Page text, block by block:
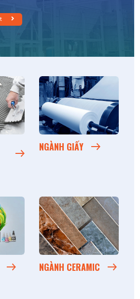
nhiều ngành công nghiệp
NGÀNH GIẤY
NGÀNH CERAMIC